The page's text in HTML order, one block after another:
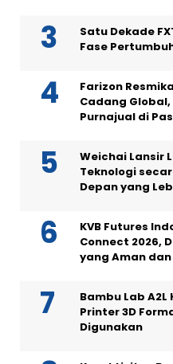
Satu Dekade
Fase
Farizon
Cadang
Purnajual di
Weichai Lansir
Teknologi
Depan yang
KVB Futures
Connect 2026,
yang Aman
Bambu Lab
Printer 3D
Digunakan